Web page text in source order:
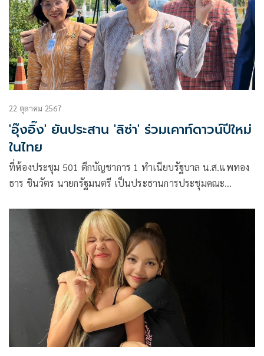
22 ตุลาคม 2567
'อุ๊งอิ๊ง' ยันประสาน 'ลิซ่า' ร่วมเคาท์ดาวน์ปีใหม่
ในไทย
ที่ห้องประชุม 501 ตึกบัญชาการ 1 ทำเนียบรัฐบาล น.ส.แพทอง
ธาร ชินวัตร นายกรัฐมนตรี เป็นประธานการประชุมคณะ